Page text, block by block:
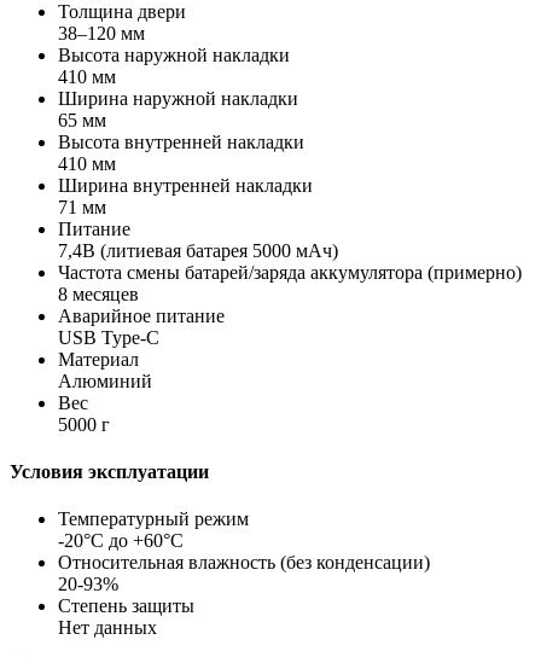
Толщина двери
38–120 мм
Высота наружной накладки
410 мм
Ширина наружной накладки
65 мм
Высота внутренней накладки
410 мм
Ширина внутренней накладки
71 мм
Питание
7,4В (литиевая батарея 5000 мАч)
Частота смены батарей/заряда аккумулятора (примерно)
8 месяцев
Аварийное питание
USB Type-C
Материал
Алюминий
Вес
5000 г
Условия эксплуатации
Температурный режим
-20°C до +60°C
Относительная влажность (без конденсации)
20-93%
Степень защиты
Нет данных